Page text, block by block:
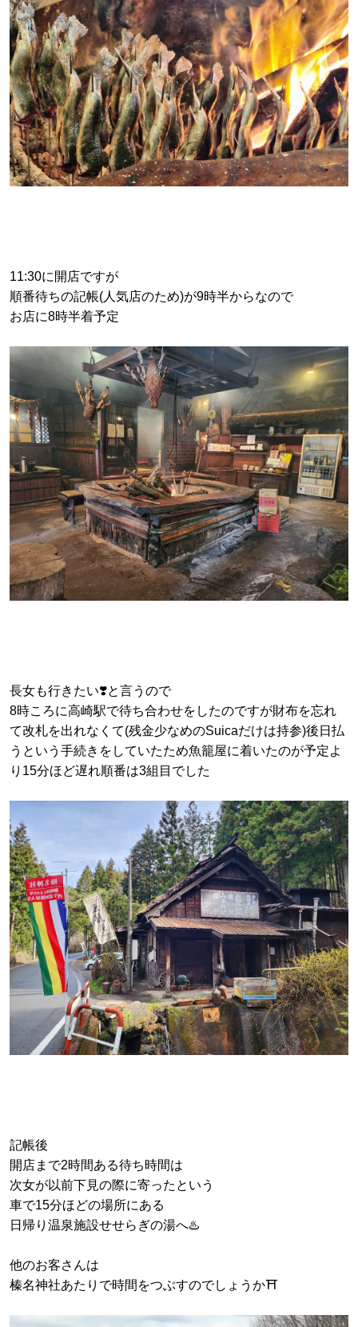
11:30に開店ですが
順番待ちの記帳(人気店のため)が9時半からなので
お店に8時半着予定
長女も行きたい❣️と言うので
8時ころに高崎駅で待ち合わせをしたのですが財布を忘れ
て改札を出れなくて(残金少なめのSuicaだけは持参)後日払
うという手続きをしていたため魚籠屋に着いたのが予定よ
り15分ほど遅れ順番は3組目でした
記帳後
開店まで2時間ある待ち時間は
次女が以前下見の際に寄ったという
車で15分ほどの場所にある
日帰り温泉施設せせらぎの湯へ♨️
他のお客さんは
榛名神社あたりで時間をつぶすのでしょうか⛩️